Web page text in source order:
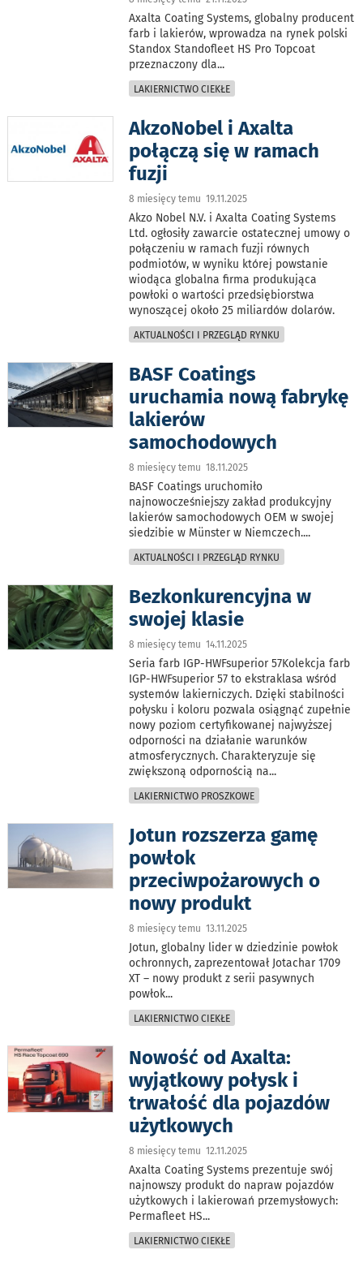
Axalta Coating Systems, globalny producent
farb i lakierów, wprowadza na rynek polski
Standox Standofleet HS Pro Topcoat
przeznaczony dla...
LAKIERNICTWO CIEKŁE
AkzoNobel i Axalta
połączą się w ramach
fuzji
8 miesięcy temu 19.11.2025
Akzo Nobel N.V. i Axalta Coating Systems
Ltd. ogłosiły zawarcie ostatecznej umowy o
połączeniu w ramach fuzji równych
podmiotów, w wyniku której powstanie
wiodąca globalna firma produkująca
powłoki o wartości przedsiębiorstwa
wynoszącej około 25 miliardów dolarów.
AKTUALNOŚCI I PRZEGLĄD RYNKU
BASF Coatings
uruchamia nową fabrykę
lakierów
samochodowych
8 miesięcy temu 18.11.2025
BASF Coatings uruchomiło
najnowocześniejszy zakład produkcyjny
lakierów samochodowych OEM w swojej
siedzibie w Münster w Niemczech....
AKTUALNOŚCI I PRZEGLĄD RYNKU
Bezkonkurencyjna w
swojej klasie
8 miesięcy temu 14.11.2025
Seria farb IGP-HWFsuperior 57Kolekcja farb
IGP-HWFsuperior 57 to ekstraklasa wśród
systemów lakierniczych. Dzięki stabilności
połysku i koloru pozwala osiągnąć zupełnie
nowy poziom certyfikowanej najwyższej
odporności na działanie warunków
atmosferycznych. Charakteryzuje się
zwiększoną odpornością na...
LAKIERNICTWO PROSZKOWE
Jotun rozszerza gamę
powłok
przeciwpożarowych o
nowy produkt
8 miesięcy temu 13.11.2025
Jotun, globalny lider w dziedzinie powłok
ochronnych, zaprezentował Jotachar 1709
XT – nowy produkt z serii pasywnych
powłok...
LAKIERNICTWO CIEKŁE
Nowość od Axalta:
wyjątkowy połysk i
trwałość dla pojazdów
użytkowych
8 miesięcy temu 12.11.2025
Axalta Coating Systems prezentuje swój
najnowszy produkt do napraw pojazdów
użytkowych i lakierowań przemysłowych:
Permafleet HS...
LAKIERNICTWO CIEKŁE